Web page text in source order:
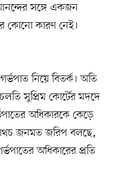
সঙ্গে একজন
কোনো কারণ নেই।
নিয়ে বিতর্ক। অতি
সুপ্রিম কোর্টের মদদে
অধিকারকে কেড়ে
অথচ জনমত জরিপ বলছে,
অধিকারের প্রতি